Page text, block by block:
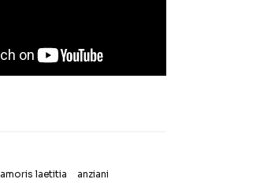
amoris laetitia anziani